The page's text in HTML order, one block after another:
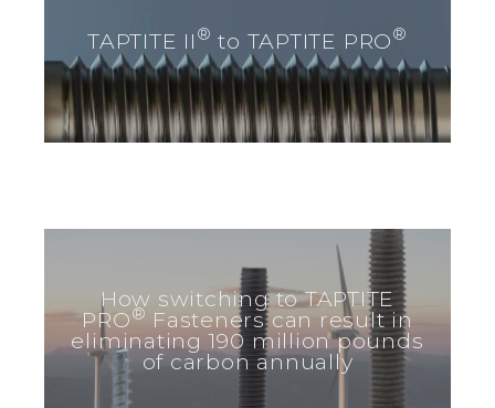
TAPTITE II ® to TAPTITE PRO®
How switching to TAPTITE
PRO® Fasteners can result in
eliminating 190 million pounds
of carbon annually